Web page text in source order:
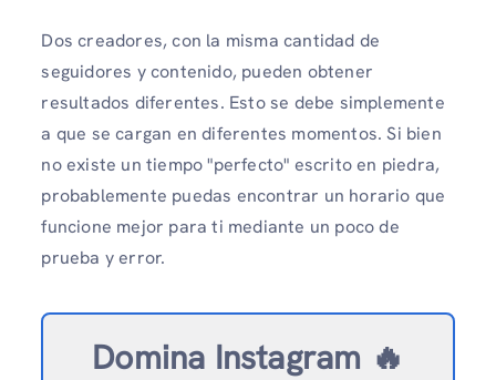
Dos creadores, con la misma cantidad de
seguidores y contenido, pueden obtener
resultados diferentes. Esto se debe simplemente
a que se cargan en diferentes momentos. Si bien
no existe un tiempo "perfecto" escrito en piedra,
probablemente puedas encontrar un horario que
funcione mejor para ti mediante un poco de
prueba y error.
Domina Instagram 🔥